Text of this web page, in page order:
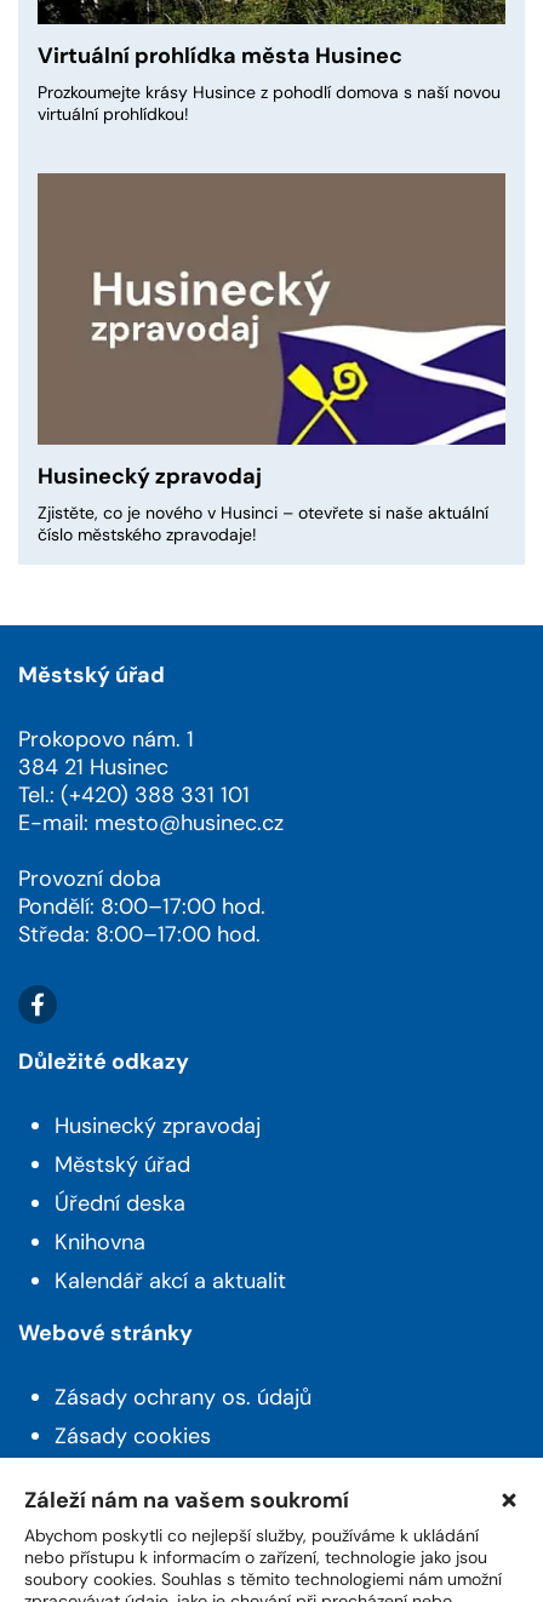
Záleží nám na vašem soukromí
Abychom poskytli co nejlepší služby, používáme k ukládání
nebo přístupu k informacím o zařízení, technologie jako jsou
soubory cookies. Souhlas s těmito technologiemi nám umožní
Virtuální prohlídka města Husinec
Prozkoumejte krásy Husince z pohodlí domova s naší novou
virtuální prohlídkou!
Husinecký zpravodaj
Zjistěte, co je nového v Husinci – otevřete si naše aktuální
číslo městského zpravodaje!
Městský úřad
Prokopovo nám. 1
384 21 Husinec
Tel.: (+420) 388 331 101
E-mail: mesto@husinec.cz
Provozní doba
Pondělí: 8:00–17:00 hod.
Středa: 8:00–17:00 hod.
Důležité odkazy
Husinecký zpravodaj
Městský úřad
Úřední deska
Knihovna
Kalendář akcí a aktualit
Webové stránky
Zásady ochrany os. údajů
Zásady cookies
Novinky z Husince
Máte zájem o aktuality a novinky ze života z